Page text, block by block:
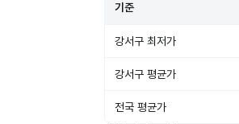
기준
강서구 최저가
강서구 평균가
전국 평균가